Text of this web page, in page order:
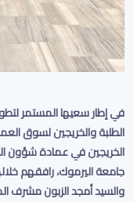
في إطار سعيها المستمر
الطلبة والخريجين لسوق
الخريجين في عمادة شؤون
جامعة اليرموك، رافقهم
والسيد أمجد الزبون مشرف